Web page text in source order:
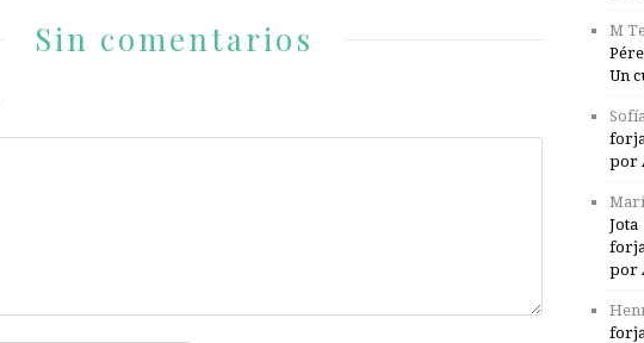
Sin comentarios
M
Un
por
Jota
por